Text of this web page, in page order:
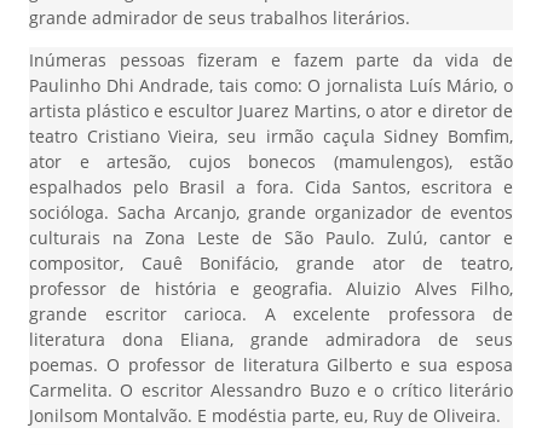
grande admirador de seus trabalhos literários.
Inúmeras pessoas fizeram e fazem parte da vida de
Paulinho Dhi Andrade, tais como: O jornalista Luís Mário, o
artista plástico e escultor Juarez Martins, o ator e diretor de
teatro Cristiano Vieira, seu irmão caçula Sidney Bomfim,
ator e artesão, cujos bonecos (mamulengos), estão
espalhados pelo Brasil a fora. Cida Santos, escritora e
socióloga. Sacha Arcanjo, grande organizador de eventos
culturais na Zona Leste de São Paulo. Zulú, cantor e
compositor, Cauê Bonifácio, grande ator de teatro,
professor de história e geografia. Aluizio Alves Filho,
grande escritor carioca. A excelente professora de
literatura dona Eliana, grande admiradora de seus
poemas. O professor de literatura Gilberto e sua esposa
Carmelita. O escritor Alessandro Buzo e o crítico literário
Jonilsom Montalvão. E modéstia parte, eu, Ruy de Oliveira.